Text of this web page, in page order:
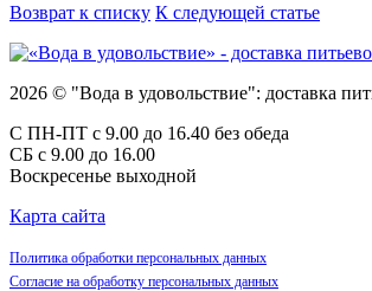
Возврат к списку К следующей статье
2026 © "Вода в удовольствие": доставка
С ПН-ПТ с 9.00 до 16.40 без обеда
СБ с 9.00 до 16.00
Воскресенье выходной
Карта сайта
Политика обработки персональных данных
Согласие на обработку персональных данных